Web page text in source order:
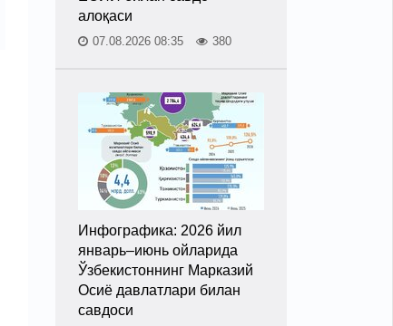
алоқаси
07.08.2026 08:35 380
Инфографика: 2026 йил
январь–июнь ойларида
Ўзбекистоннинг Марказий
Осиё давлатлари билан
савдоси